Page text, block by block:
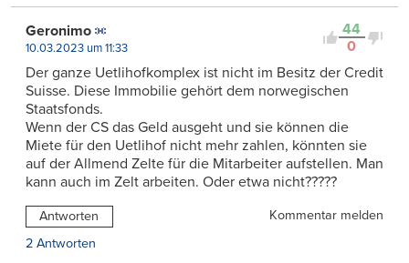
44
0
Geronimo
10.03.2023 um 11:33
Der ganze Uetlihofkomplex ist nicht im Besitz der Credit
Suisse. Diese Immobilie gehört dem norwegischen
Staatsfonds.
Wenn der CS das Geld ausgeht und sie können die
Miete für den Uetlihof nicht mehr zahlen, könnten sie
auf der Allmend Zelte für die Mitarbeiter aufstellen. Man
kann auch im Zelt arbeiten. Oder etwa nicht?????
Antworten
Kommentar melden
2 Antworten